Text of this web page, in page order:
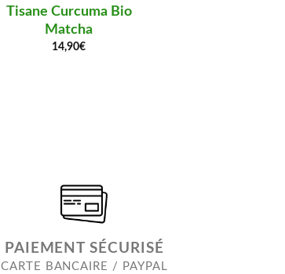
Tisane Curcuma Bio
Matcha
14,90€
PAIEMENT SÉCURISÉ
CARTE BANCAIRE / PAYPAL